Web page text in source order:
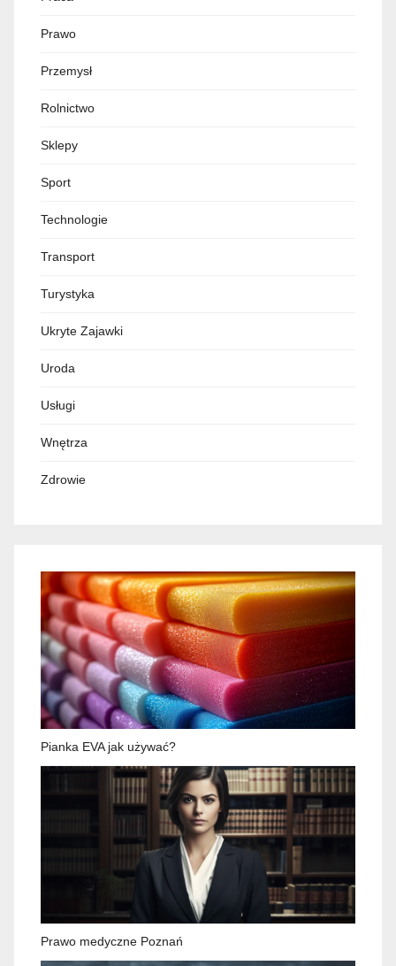
Prawo
Przemysł
Rolnictwo
Sklepy
Sport
Technologie
Transport
Turystyka
Ukryte Zajawki
Uroda
Usługi
Wnętrza
Zdrowie
Pianka EVA jak używać?
Prawo medyczne Poznań